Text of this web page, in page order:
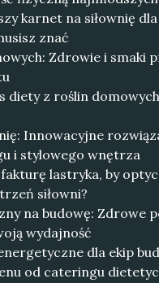
karnet na siłownię
znać
Zdrowie i smaki
diety z roślin
Innowacyjne
i stylowego wnętrza
lastryka, by
siłowni?
na budowę: Zdrowe
wydajność
dla ekip
od cateringu